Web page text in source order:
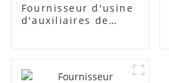
Fournisseur d'usine
d'auxiliaires de